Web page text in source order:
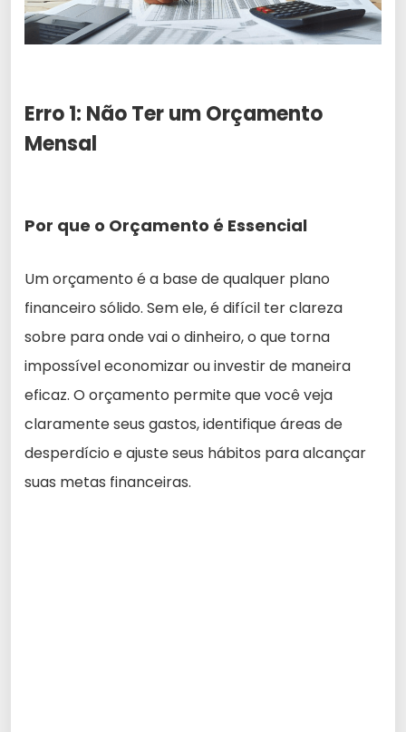
Erro 1: Não Ter um Orçamento
Mensal
Por que o Orçamento é Essencial
Um orçamento é a base de qualquer plano
financeiro sólido. Sem ele, é difícil ter clareza
sobre para onde vai o dinheiro, o que torna
impossível economizar ou investir de maneira
eficaz. O orçamento permite que você veja
claramente seus gastos, identifique áreas de
desperdício e ajuste seus hábitos para alcançar
suas metas financeiras.